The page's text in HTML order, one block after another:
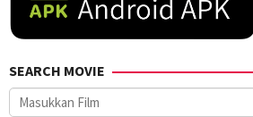
SEARCH MOVIE